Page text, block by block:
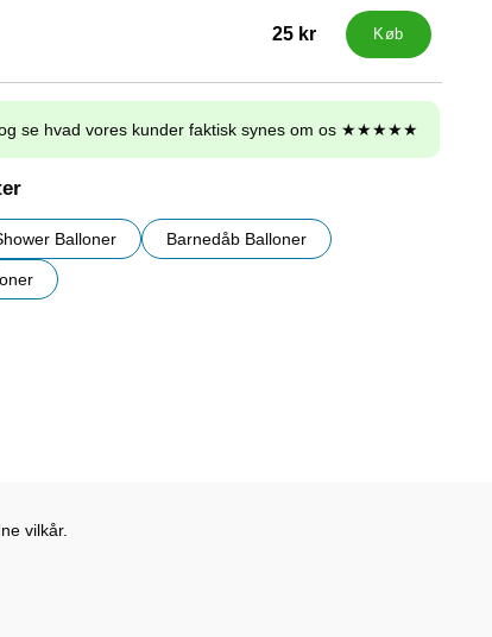
25 kr Køb
se hvad vores kunder faktisk synes om os ★★★★★
Balloner Barnedåb Balloner
vilkår.